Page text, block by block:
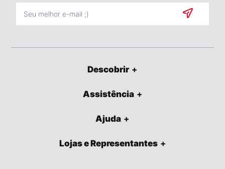
Descobrir
Assistência
Ajuda
Lojas e Representantes